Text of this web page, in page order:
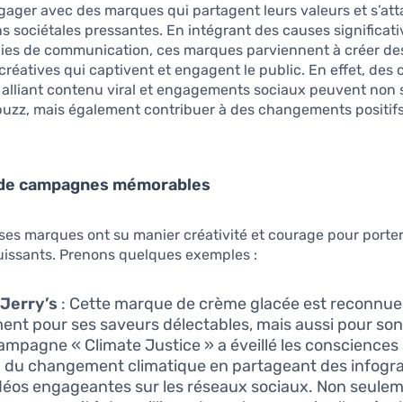
avec des marques qui partagent leurs valeurs et
sociétales pressantes. En intégrant des causes
de communication, ces marques parviennent à créer
qui captivent et engagent le public. En effet, des
contenu viral et engagements sociaux peuvent non
mais également contribuer à des changements
campagnes mémorables
marques ont su manier créativité et courage pour
Prenons quelques exemples :
: Cette marque de crème glacée est
pour ses saveurs délectables, mais aussi pour
« Climate Justice » a éveillé les consciences
du changement climatique en partageant des
engageantes sur les réseaux sociaux. Non